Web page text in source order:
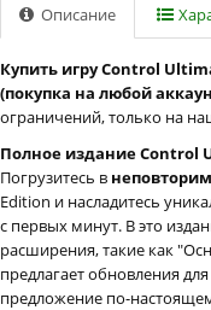
Описание
Купить игру Control
(покупка на любой
ограничений, только на
Полное издание Control
Погрузитесь в
Edition и насладитесь
с первых минут. В это
расширения, такие как
предлагает обновления
предложение по-